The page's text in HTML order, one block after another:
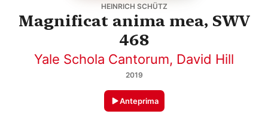
HEINRICH SCHÜTZ
Magnificat anima mea, SWV
468
Yale Schola Cantorum, David Hill
2019
Anteprima